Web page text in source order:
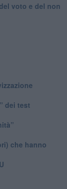
voto e del non
dei test
che hanno